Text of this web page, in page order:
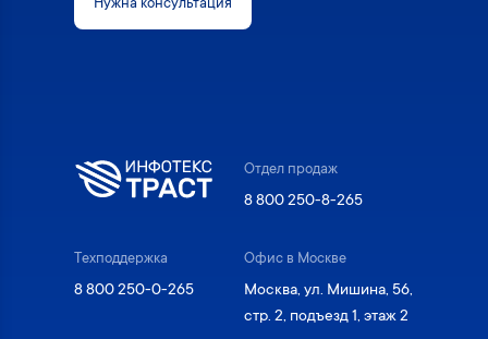
Нужна консультация
Отдел продаж
8 800 250-8-265
Техподдержка
8 800 250-0-265
Офис в Москве
Москва, ул. Мишина, 56,
стр. 2, подъезд 1, этаж 2